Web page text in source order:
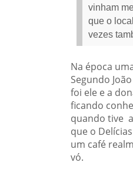
vinham
que o
vezes
Na época
Segundo
foi ele e a
ficando
quando tive
que o
um café
vó.